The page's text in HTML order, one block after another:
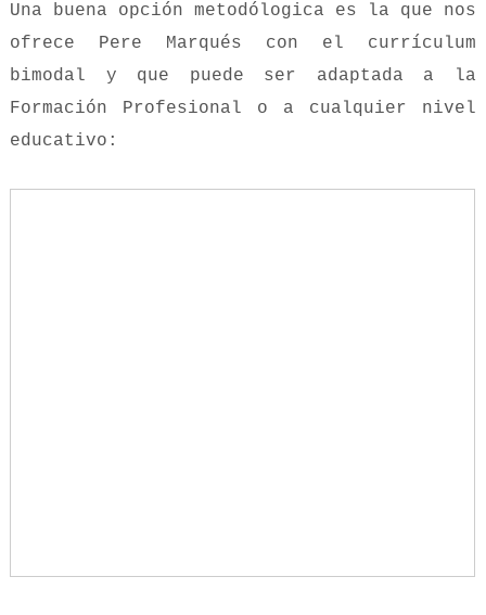
Una buena opción metodólogica es la que nos
ofrece Pere Marqués con el currículum
bimodal y que puede ser adaptada a la
Formación Profesional o a cualquier nivel
educativo: